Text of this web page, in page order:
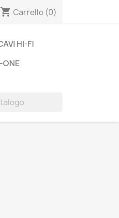
shopping_cart Carrello (0)
HI-FI
ONE